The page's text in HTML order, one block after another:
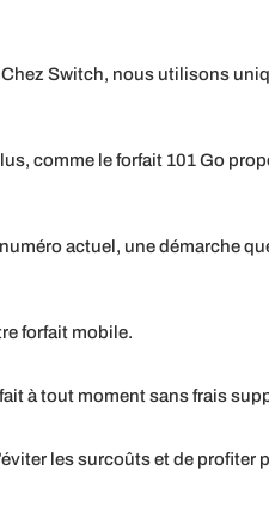
Chez Switch, nous utilisons
comme le forfait 101 Go
actuel, une démarche
forfait mobile.
à tout moment sans frais
les surcoûts et de profiter